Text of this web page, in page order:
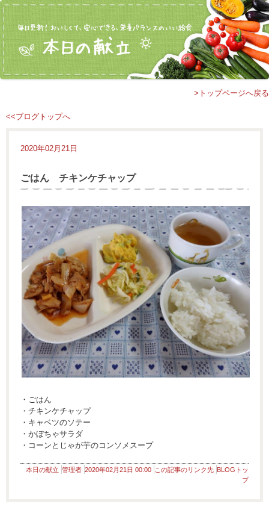
>トップページへ戻る
<<ブログトップへ
2020年02月21日
ごはん チキンケチャップ
・ごはん
・チキンケチャップ
・キャベツのソテー
・かぼちゃサラダ
・コーンとじゃが芋のコンソメスープ
本日の献立 管理者 2020年02月21日 00:00 この記事のリンク先 BLOGトッ
プ